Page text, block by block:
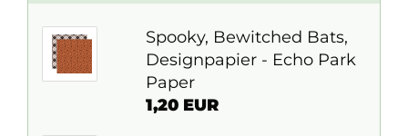
Spooky, Bewitched Bats,
Designpapier - Echo Park
Paper
1,20 EUR